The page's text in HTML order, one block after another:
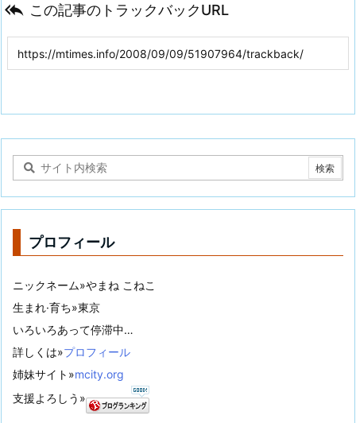
 この記事のトラックバックURL
プロフィール
ニックネーム»やまね こねこ
生まれ·育ち»東京
いろいろあって停滞中…
詳しくは»プロフィール
姉妹サイト»mcity.org
支援よろしう»